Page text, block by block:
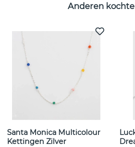
Anderen
Santa Monica Multicolour
Kettingen Zilver